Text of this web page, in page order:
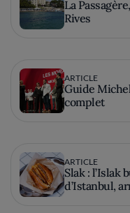
La
Rives
ARTICLE
Guide
complet
ARTICLE
Slak : l’Islak
d’Istanbul,